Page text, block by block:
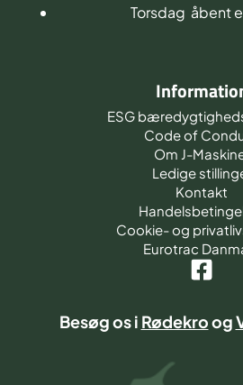
Torsdag åbent
ESG
Code of
Om J-
Ledige
Kontakt
Cookie- og
Eurotrac
Besøg os i Rødekroog